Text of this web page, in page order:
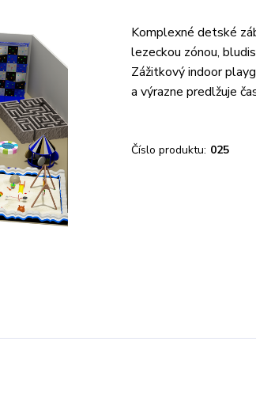
Komplexné detské
lezeckou zónou,
Zážitkový indoor
a výrazne predlžuje
Číslo produktu: 025